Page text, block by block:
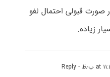
قبولی احتمال لغو
زیاده.
- Reply